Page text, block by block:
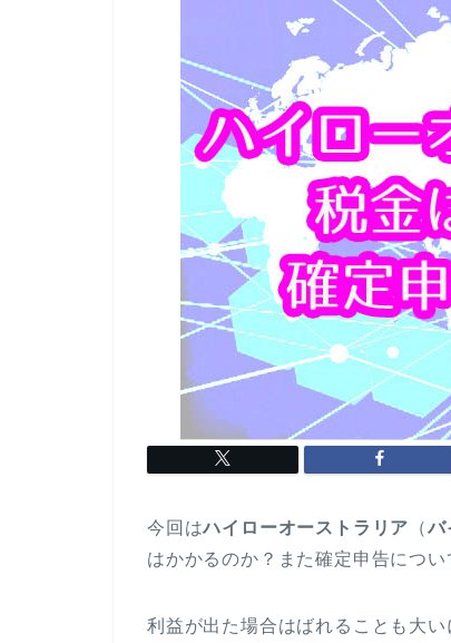
今回はハイローオーストラリア （バ
はかかるのか？また確定申告につい
利益が出た場合はばれることも大